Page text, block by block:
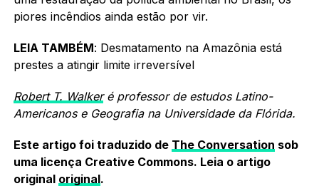
piores incêndios ainda estão por vir.
LEIA TAMBÉM: Desmatamento na Amazônia está
prestes a atingir limite irreversível
Robert T. Walkeré professor de estudos Latino-
Americanos e Geografia na Universidade da Flórida.
Este artigo foi traduzido de The Conversation sob
uma licença Creative Commons. Leia o artigo
original original.